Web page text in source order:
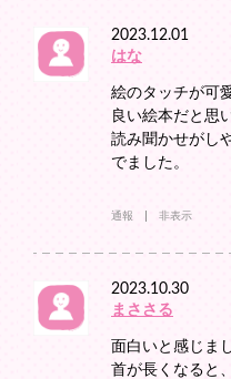
2023.12.01
はな
絵のタッチが可
良い絵本だと思
読み聞かせがし
でました。
通報 非表示
2023.10.30
まささる
面白いと感じま
首が長くなると